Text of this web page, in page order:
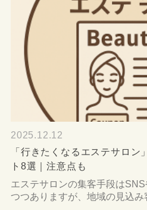
2025.12.12
「行きたくなるエステサロン
ト8選｜注意点も
エステサロンの集客手段は
つつありますが、地域の見込み